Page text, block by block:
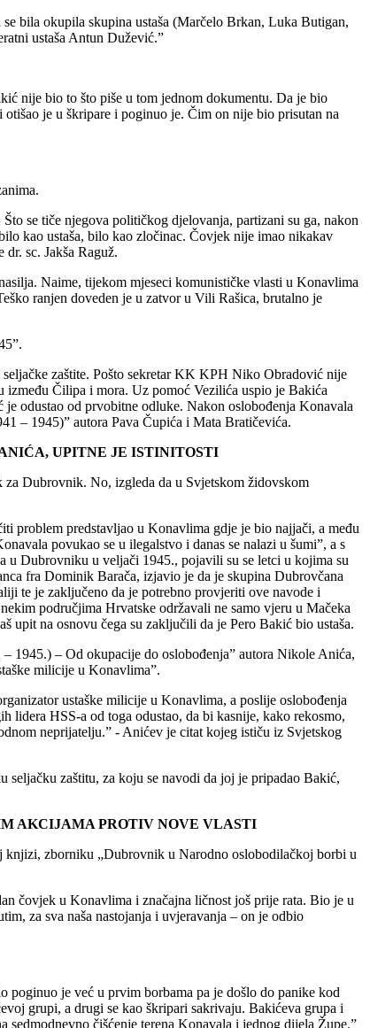
bila okupila skupina ustaša (Marčelo Brkan, Luka Butigan,
ustaša Antun Dužević.”
nije bio to što piše u tom jednom dokumentu. Da je bio
je u škripare i poginuo je. Čim on nije bio prisutan na
se tiče njegova političkog djelovanja, partizani su ga, nakon
kao ustaša, bilo kao zločinac. Čovjek nije imao nikakav
sc. Jakša Raguž.
Naime, tijekom mjeseci komunističke vlasti u Konavlima
ranjen doveden je u zatvor u Vili Rašica, brutalno je
zaštite. Pošto sekretar KK KPH Niko Obradović nije
Čilipa i mora. Uz pomoć Vezilića uspio je Bakića
odustao od prvobitne odluke. Nakon oslobođenja Konavala
– 1945)” autora Pava Čupića i Mata Bratičevića.
UPITNE JE ISTINITOSTI
Dubrovnik. No, izgleda da u Svjetskom židovskom
problem predstavljao u Konavlima gdje je bio najjači, a među
povukao se u ilegalstvo i danas se nalazi u šumi”, a s
u Dubrovniku u veljači 1945., pojavili su se letci u kojima su
fra Dominik Barača, izjavio je da je skupina Dubrovčana
te je zaključeno da je potrebno provjeriti ove navode i
područjima Hrvatske održavali ne samo vjeru u Mačeka
upit na osnovu čega su zaključili da je Pero Bakić bio ustaša.
1945.) – Od okupacije do oslobođenja” autora Nikole Anića,
milicije u Konavlima”.
ustaške milicije u Konavlima, a poslije oslobođenja
HSS-a od toga odustao, da bi kasnije, kako rekosmo,
neprijatelju.” - Anićev je citat kojeg ističu iz Svjetskog
seljačku zaštitu, za koju se navodi da joj je pripadao Bakić,
AKCIJAMA PROTIV NOVE VLASTI
knjizi, zborniku „Dubrovnik u Narodno oslobodilačkoj borbi u
čovjek u Konavlima i značajna ličnost još prije rata. Bio je u
za sva naša nastojanja i uvjeravanja – on je odbio
poginuo je već u prvim borbama pa je došlo do panike kod
grupi, a drugi se kao škripari sakrivaju. Bakićeva grupa i
čišćenje terena Konavala i jednog dijela Župe.”